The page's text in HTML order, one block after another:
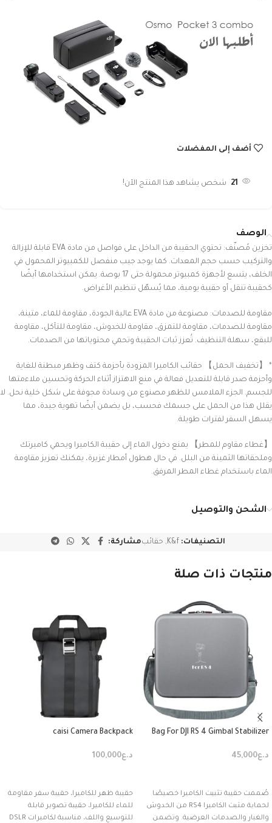
أضف إلى المفضلات
21 شخص يشاهد هذا المنتج الآن!
الوصف
تخزين مُصنّف: تحتوي الحقيبة من الداخل على فواصل من مادة EVA قابلة للإزالة
والتركيب حسب حجم المعدات. كما يوجد جيب منفصل للكمبيوتر المحمول في
الخلف، يتسع لأجهزة كمبيوتر محمولة حتى 17 بوصة. يمكن استخدامها أيضًا
كحقيبة تنقل أو حقيبة يومية، مما يُسهّل تنظيم الأغراض.
مقاومة للصدمات: مصنوعة من مادة EVA عالية الجودة، مقاومة للماء، متينة،
مقاومة للصدمات، مقاومة للتمزق، مقاومة للخدوش، مقاومة للتآكل، مقاومة
للبقع، سهلة التنظيف. تُعزز ثبات الحقيبة وتحمي محتوياتها من الصدمات.
* 【تخفيف الحمل】 حقائب الكاميرا المزودة بأحزمة كتف وظهر مبطنة للغاية
وأحزمة صدر قابلة للتعديل فعالة في منع الاهتزاز أثناء الحركة وتحسين ملاءمتها
للجسم. الجزء الملامس للظهر مصنوع من وسادة مجوفة على شكل خلية نحل. لا
يقلل هذا من الحمل على جسمك فحسب، بل يضمن أيضًا تهوية جيدة، مما
يسهل السفر لفترات طويلة.
【غطاء مقاوم للمطر】 يمنع دخول الماء إلى حقيبة الكاميرا ويحمي كاميرتك
وملحقاتها الثمينة من البلل. في حال هطول أمطار غزيرة، يمكنك تعزيز مقاومة
الماء باستخدام غطاء المطر المرفق.
الشحن والتوصيل
التصنيفات: K&f
, حقائبمشاركة:
منتجات ذات صلة
Bag For DJI RS 4 Gimbal Stabilizer
د.ع45,000
صُممت حقيبة تثبيت الكاميرا خصيصًا
لحماية مثبت الكاميرا RS4 من الخدوش
والغبار والصدمات العرضية. وتضمن
caisi Camera Backpack
د.ع100,000
حقيبة ظهر للكاميرا، حقيبة سفر مقاومة
للماء للكاميرا، حقيبة تصوير قابلة
للتوسيع واللف، مناسبة لكاميرات DSLR